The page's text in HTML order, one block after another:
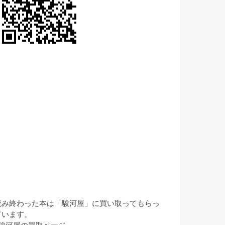
み終わった本は「駿河屋」に買い取ってもらっ
ます。